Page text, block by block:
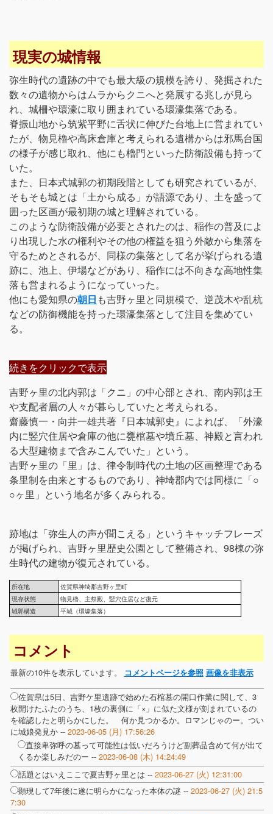
現実の城情報
弥生時代の遺跡の中でも最大級の規模を誇り、発掘された
数々の遺物からはムラからクニへと発展する兆しが見ら
れ、城柵や環濠に取り囲まれている環濠集落である。
脊振山地から筑紫平野に舌状に伸びた台地上に営まれてい
たが、物見櫓や高床倉庫と考えられる遺構からは邪馬台国
の様子が感じ取れ、他にも櫓門といった防衛設備も持って
いた。
また、日本式城郭の初期段階としても研究されているが、
そもそも城とは「土から成る」が語源であり、土を盛って
囲った区画が最初期の城と理解されている。
このような防衛設備が必要とされたのは、稲作の普及によ
り出現した水の権利やその他の権益を狙う外敵から集落を
守るためとされるが、同様の集落として名が挙げられる遺
跡に、池上、伊場などがあり、稲作には不向きな高地性集
落も営まれるようになっていった。
他にも愛知県の朝日 も吉野ヶ里と同規模で、逆茂木や乱杭
などの防御機能を持った環濠集落として注目を集めてい
る。
続きをクリックで表示
吉野ヶ里の北内郭は「クニ」の中心部とされ、南内郭は王
や支配者層の人々が暮らしていたと考えられる。
齋藤慎一・向井一雄共著『日本城郭史』によれば、「外濠
内に竪穴住居や倉庫の他に甕棺墓や墳丘墓、神殿と言われ
る大型建物まで含みこんでいた」という。
吉野ヶ里の「里」は、律令制時代の土地の区画整理である
条里制を由来とするものであり、神埼郡内では同様に「○
○ヶ里」という地名が多くみられる。
跡地は「弥生人の声が聞こえる」というキャッチフレーズ
が掲げられ、吉野ヶ里歴史公園として整備され、98棟の弥
生時代の建物が復元されている。
所在地
佐賀県神埼郡吉野ヶ里町
現存状態
物見櫓、主祭殿、竪穴住居など復元
城郭構造
平城（環壕集落）
コメント
最新の10件を表示しています。 コメントページを参照 画像を非表示
佐賀県は5日、吉野ケ里遺跡で始めた石棺墓の開口作業に関して、3
枚開けたふたのうち、1枚の裏側に「×」に似た文様が刻まれているの
を確認したと明らかにした。 何か見つかるか。ロマンじゃのー。つい
に城娘発見か -- 2023-06-05 (月) 17:56:26
直接卑弥呼の墓って可能性は低いだろうけど副葬品含めて何が出て
くるか楽しみだのー -- 2023-06-08 (木) 14:24:49
話題とはいえここで夏吉野ヶ里とは -- 2023-06-27 (火) 12:31:00
顕現して7年後に遂に明らかになった本体の謎 -- 2023-06-27 (火) 21:5
7:30